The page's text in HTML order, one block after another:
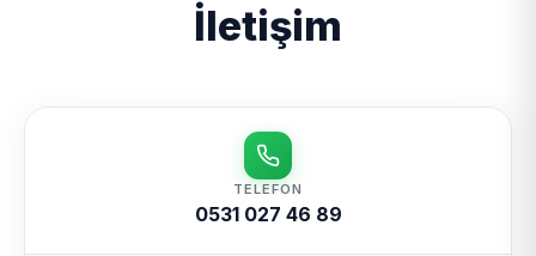
İletişim
TELEFON
0531 027 46 89